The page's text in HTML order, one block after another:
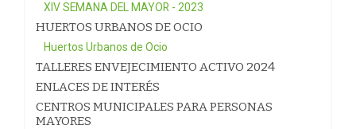
XIV SEMANA DEL MAYOR - 2023
HUERTOS URBANOS DE OCIO
Huertos Urbanos de Ocio
TALLERES ENVEJECIMIENTO ACTIVO 2024
ENLACES DE INTERÉS
CENTROS MUNICIPALES PARA PERSONAS
MAYORES